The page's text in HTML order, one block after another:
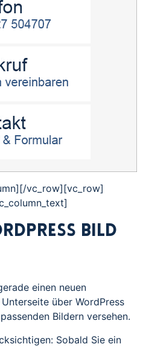
vc_row][vc_row]
Bild
einen neuen
über WordPress
Bildern versehen.
Sobald Sie ein